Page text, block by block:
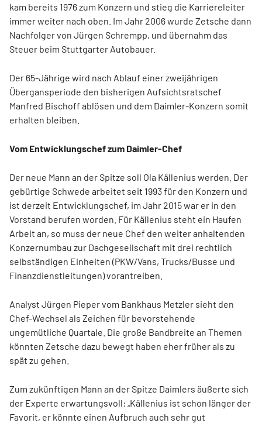
kam bereits 1976 zum Konzern und stieg die Karriereleiter
immer weiter nach oben. Im Jahr 2006 wurde Zetsche dann
Nachfolger von Jürgen Schrempp, und übernahm das
Steuer beim Stuttgarter Autobauer.
Der 65-Jährige wird nach Ablauf einer zweijährigen
Übergansperiode den bisherigen Aufsichtsratschef
Manfred Bischoff ablösen und dem Daimler-Konzern somit
erhalten bleiben.
Vom Entwicklungschef zum Daimler-Chef
Der neue Mann an der Spitze soll Ola Källenius werden. Der
gebürtige Schwede arbeitet seit 1993 für den Konzern und
ist derzeit Entwicklungschef, im Jahr 2015 war er in den
Vorstand berufen worden. Für Källenius steht ein Haufen
Arbeit an, so muss der neue Chef den weiter anhaltenden
Konzernumbau zur Dachgesellschaft mit drei rechtlich
selbständigen Einheiten (PKW/Vans, Trucks/Busse und
Finanzdienstleitungen) vorantreiben.
Analyst Jürgen Pieper vom Bankhaus Metzler sieht den
Chef-Wechsel als Zeichen für bevorstehende
ungemütliche Quartale. Die große Bandbreite an Themen
könnten Zetsche dazu bewegt haben eher früher als zu
spät zu gehen.
Zum zukünftigen Mann an der Spitze Daimlers äußerte sich
der Experte erwartungsvoll: „Källenius ist schon länger der
Favorit, er könnte einen Aufbruch auch sehr gut